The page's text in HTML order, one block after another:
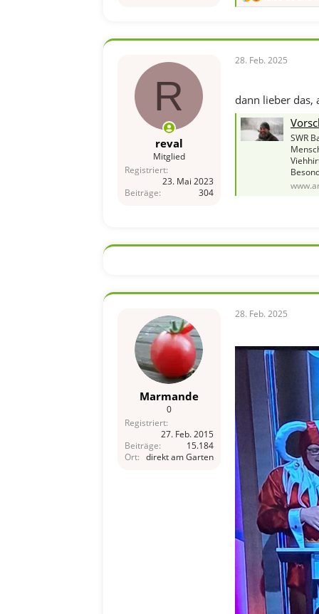
i
n
:
R
reval
Mitglied
Registriert
23. Mai 2023
Beiträge
304
28. Feb. 2025
dann lieber das,
SWR
Marmande
0
Registriert
27. Feb. 2015
Beiträge
15.184
Ort
direkt am Garten
28. Feb. 2025